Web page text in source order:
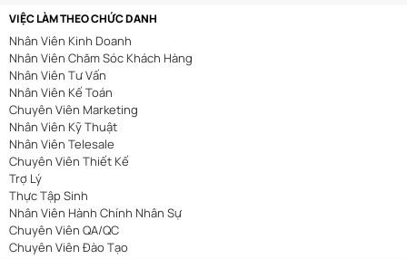
Bất Động Sản
Nhà Hàng/Khách Sạn
Cơ Khí/Ô Tô/Tự Động Hóa
Spa/Làm Đẹp
Y Tế
Mỏ/Địa Chất
An Toàn Lao Động
Biên Phiên Dịch
Viễn Thông
Tài Chính/Ngân Hàng
Du Lịch
Giáo Dục/Đào Tạo
In Ấn/Chế Bản
Kế Toán/Kiểm Toán
Kiến Trúc/Nội Thất
VIỆC LÀM THEO CHỨC DANH
Nhân Viên Kinh Doanh
Nhân Viên Chăm Sóc Khách Hàng
Nhân Viên Tư Vấn
Nhân Viên Kế Toán
Chuyên Viên Marketing
Nhân Viên Kỹ Thuật
Nhân Viên Telesale
Chuyên Viên Thiết Kế
Trợ Lý
Thực Tập Sinh
Nhân Viên Hành Chính Nhân Sự
Chuyên Viên QA/QC
Chuyên Viên Đào Tạo